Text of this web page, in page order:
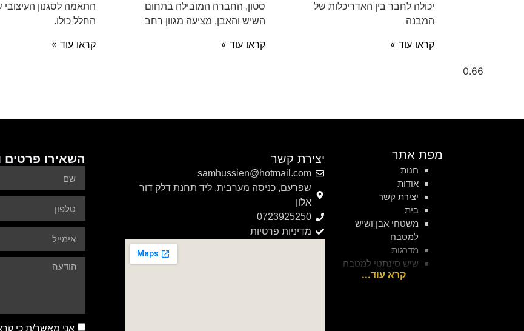
יכולה לחבר בין האדריכלות של
המבנה
קראו עוד »
סטון, החברה המובילה בתחום
השיש והאבן, מציעה מגוון רחב
קראו עוד »
התאמה לסגנון העיצובי
החלל כולו.
קראו עוד »
מפת אתר
חנות
אודות
יצירת קשר
בית
משטחי אבן ושיש
למטבח
מדרגות
שיש סינתטי למטבח
ריצוף שיש ואבן טבעית
יצירת קשר
samhussien@hotmail.com
שפרעם, כניסה מערבית, ליד תחנת דלק דור
אלון
0723925250
מדיניות פרטיות
השאירו פרטים
אני מאשר/ת כי